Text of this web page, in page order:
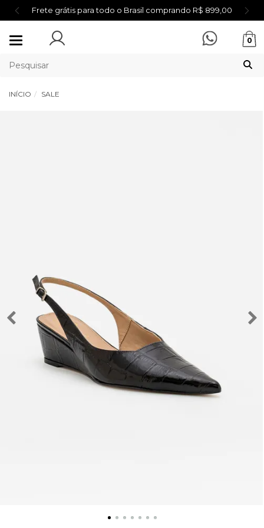
Frete grátis para todo o Brasil comprando R$ 899,00
Mudar
0
INÍCIO SALE